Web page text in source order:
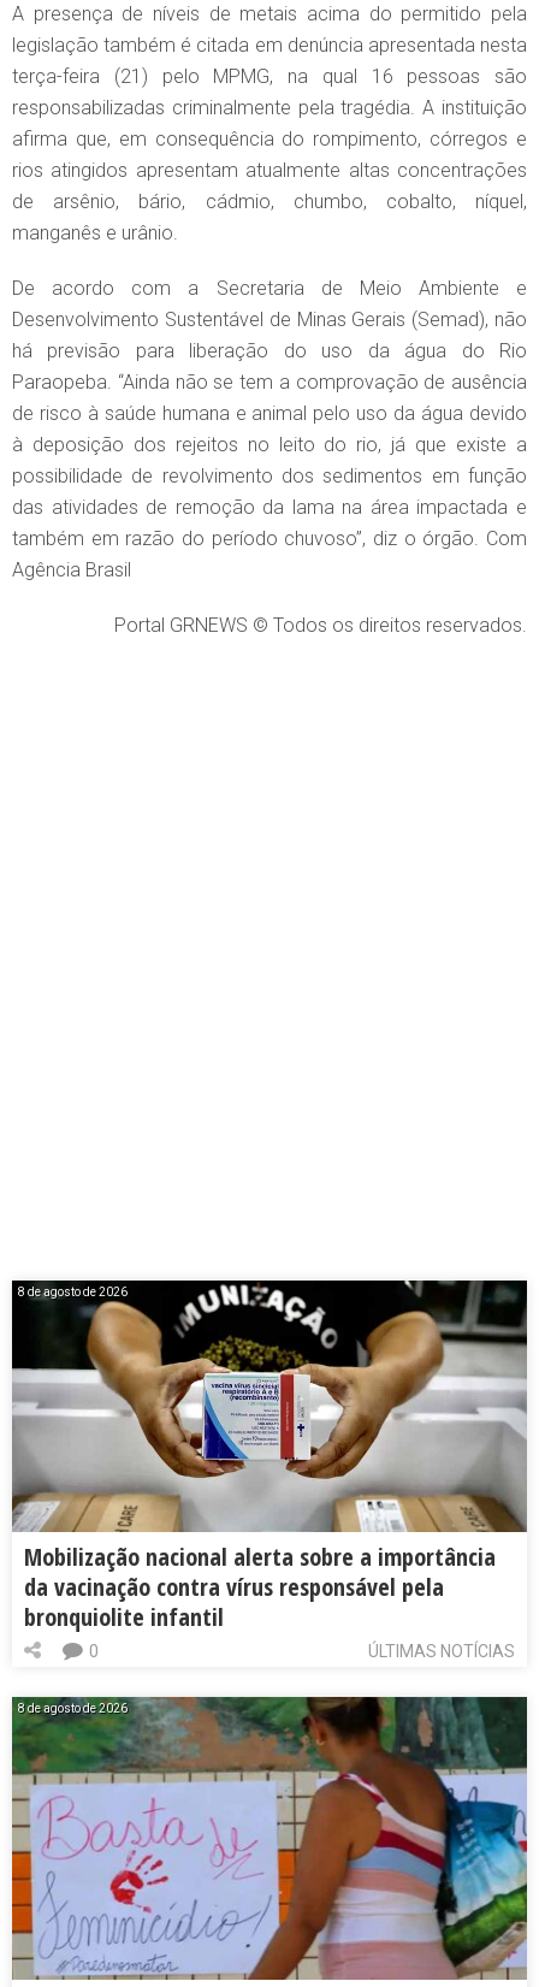
A presença de níveis de metais acima do permitido pela
legislação também é citada em denúncia apresentada nesta
terça-feira (21) pelo MPMG, na qual 16 pessoas são
responsabilizadas criminalmente pela tragédia. A instituição
afirma que, em consequência do rompimento, córregos e
rios atingidos apresentam atualmente altas concentrações
de arsênio, bário, cádmio, chumbo, cobalto, níquel,
manganês e urânio.
De acordo com a Secretaria de Meio Ambiente e
Desenvolvimento Sustentável de Minas Gerais (Semad), não
há previsão para liberação do uso da água do Rio
Paraopeba. “Ainda não se tem a comprovação de ausência
de risco à saúde humana e animal pelo uso da água devido
à deposição dos rejeitos no leito do rio, já que existe a
possibilidade de revolvimento dos sedimentos em função
das atividades de remoção da lama na área impactada e
também em razão do período chuvoso”, diz o órgão. Com
Agência Brasil
Portal GRNEWS © Todos os direitos reservados.
8 de agosto de 2026
Mobilização nacional alerta sobre a importância
da vacinação contra vírus responsável pela
bronquiolite infantil
ÚLTIMAS NOTÍCIAS
0
8 de agosto de 2026